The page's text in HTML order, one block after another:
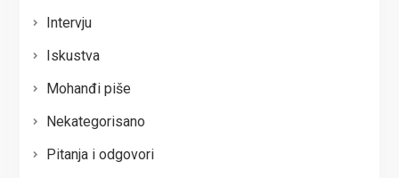
Intervju
Iskustva
Mohanđi piše
Nekategorisano
Pitanja i odgovori